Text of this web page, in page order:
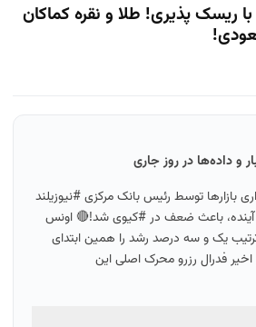
ریسک پذیری! طلا و نقره کماکان
و داده‌ها در روز جاری
بازارها توسط رئیس بانک مرکزی #نیوزیلند
آینده، باعث ضعف در #کیوی شد!🔴 اونس
یک و سه درصد رشد را همین ابتدای
فدرال رزرو محرک اصلی این